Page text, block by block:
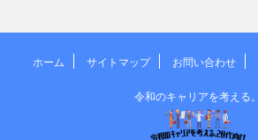
ホーム サイトマップ お問い合わせ
令和のキャリアを考える。